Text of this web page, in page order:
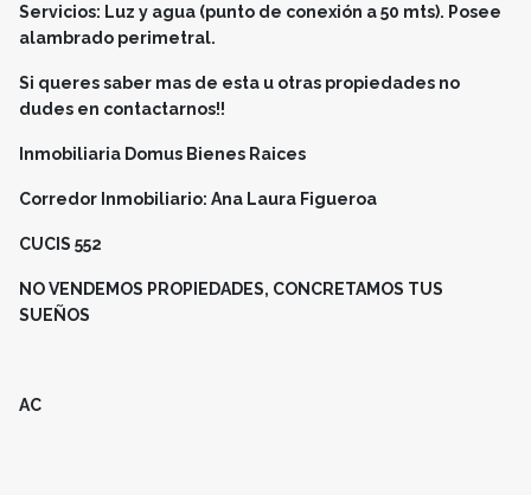
Servicios: Luz y agua (punto de conexión a 50 mts). Posee
alambrado perimetral.
Si queres saber mas de esta u otras propiedades no
dudes en contactarnos!!
Inmobiliaria Domus Bienes Raices
Corredor Inmobiliario: Ana Laura Figueroa
CUCIS 552
NO VENDEMOS PROPIEDADES, CONCRETAMOS TUS
SUEÑOS
AC